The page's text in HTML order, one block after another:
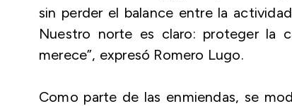
sin perder el balance entre la
Nuestro norte es claro: proteger la
merece”, expresó Romero Lugo.
Como parte de las enmiendas, se